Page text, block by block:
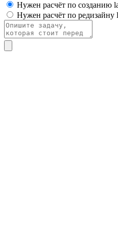
Нужен расчёт по созданию
Нужен расчёт по редизайну